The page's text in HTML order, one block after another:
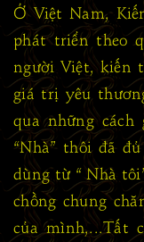
Ở Việt Nam,
phát triển theo
người Việt, kiến
giá trị yêu
qua những
“Nhà” thôi đã
dùng từ “ Nhà
chồng chung
của mình,...Tất